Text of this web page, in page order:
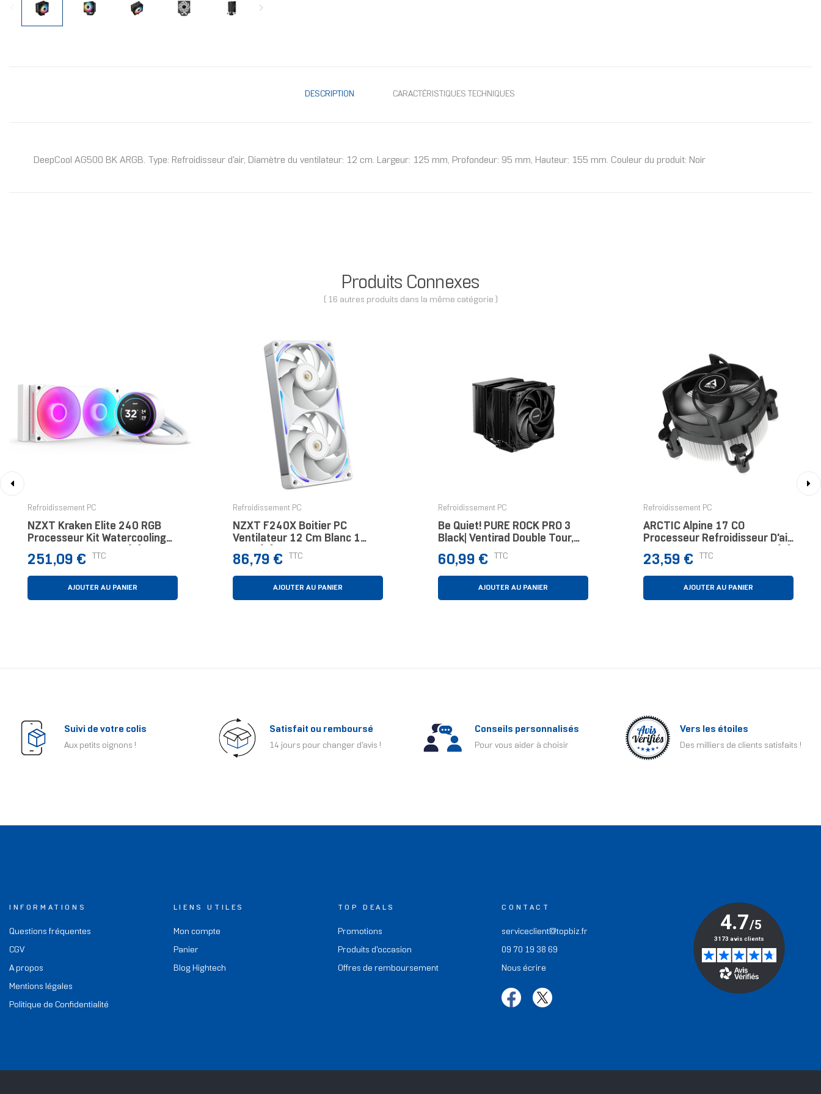
DESCRIPTION CARACTÉRISTIQUES TECHNIQUES
DeepCool AG500 BK ARGB. Type: Refroidisseur d'air, Diamètre du ventilateur: 12 cm. Largeur: 125 mm, Profondeur: 95 mm, Hauteur: 155 mm. Couleur du produit: Noir
Produits Connexes
( 16 autres produits dans la même catégorie )
Refroidissement PC
NZXT Kraken Elite 240 RGB
Processeur Kit Watercooling
12 Cm Blanc 1 Pièce(s)
Prix
251,09 € TTC
AJOUTER AU PANIER
Refroidissement PC
NZXT F240X Boitier PC
Ventilateur 12 Cm Blanc 1
Prix
86,79 € TTC
AJOUTER AU PANIER
Refroidissement PC
Be Quiet! PURE ROCK PRO 3
Black| Ventirad Double Tour,
Socket Intel Et AMD, Finition
Noire
Prix
60,99 € TTC
AJOUTER AU PANIER
Refroidissement PC
ARCTIC Alpine 17 CO
Processeur Refroidisseur D'air
9,2 Cm Noir, Argent 1 Pièce(s)
Prix
23,59 € TTC
AJOUTER AU PANIER
Suivi de votre colis
Aux petits oignons !
Satisfait ou remboursé
14 jours pour changer d'avis !
Conseils personnalisés
Pour vous aider à choisir
Vers les étoiles
Des milliers de clients satisfaits !
INFORMATIONS
Questions fréquentes
CGV
A propos
Mentions légales
Politique de Confidentialité
LIENS UTILES
Mon compte
Panier
Blog Hightech
TOP DEALS
Promotions
Produits d'occasion
Offres de remboursement
CONTACT
serviceclient@topbiz.fr
09 70 19 38 69
Nous écrire